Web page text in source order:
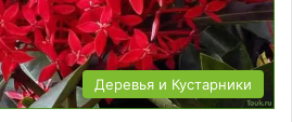
Деревья и Кустарники